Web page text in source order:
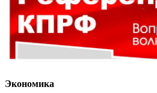
Экономика